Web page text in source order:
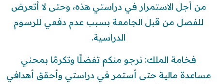
من أجل الاستمرار في دراستي هذه، وحتى لا أتعرض
للفصل من قبل الجامعة بسبب عدم دفعي للرسوم
الدراسية.
فخامة الملك: نرجو منكم تفضلًا وتكرمًا بمحني
مساعدة مالية حتى أستمر في دراستي وأحقق أهدافي